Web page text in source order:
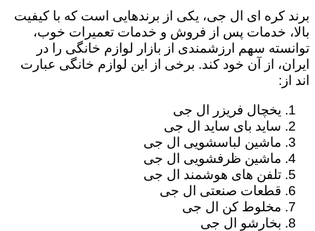
برند کره ای ال جی، یکی از برندهایی است که با کیفیت
بالا، خدمات پس از فروش و خدمات تعمیرات خوب،
توانسته سهم ارزشمندی از بازار لوازم خانگی را در
ایران، از آن خود کند. برخی از این لوازم خانگی عبارت
اند از:
یخچال فریزر ال جی
ساید بای ساید ال جی
ماشین لباسشویی ال جی
ماشین ظرفشویی ال جی
تلفن های هوشمند ال جی
قطعات صنعتی ال جی
مخلوط کن ال جی
بخارشو ال جی